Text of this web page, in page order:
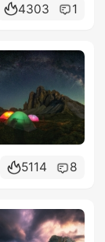
4303 1
5114 8